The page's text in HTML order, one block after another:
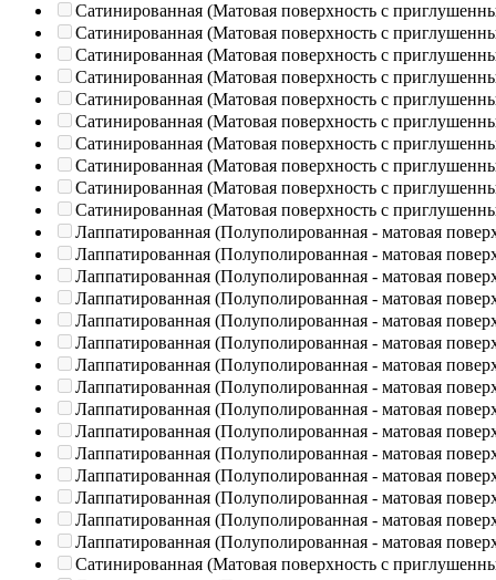
Сатинированная (Матовая поверхность с
Сатинированная (Матовая поверхность с
Сатинированная (Матовая поверхность с
Сатинированная (Матовая поверхность с
Сатинированная (Матовая поверхность с
Сатинированная (Матовая поверхность с
Сатинированная (Матовая поверхность с
Сатинированная (Матовая поверхность с
Сатинированная (Матовая поверхность с
Сатинированная (Матовая поверхность с
Лаппатированная (Полуполированная - матовая
Лаппатированная (Полуполированная - матовая
Лаппатированная (Полуполированная - матовая
Лаппатированная (Полуполированная - матовая
Лаппатированная (Полуполированная - матовая
Лаппатированная (Полуполированная - матовая
Лаппатированная (Полуполированная - матовая
Лаппатированная (Полуполированная - матовая
Лаппатированная (Полуполированная - матовая
Лаппатированная (Полуполированная - матовая
Лаппатированная (Полуполированная - матовая
Лаппатированная (Полуполированная - матовая
Лаппатированная (Полуполированная - матовая
Лаппатированная (Полуполированная - матовая
Лаппатированная (Полуполированная - матовая
Сатинированная (Матовая поверхность с